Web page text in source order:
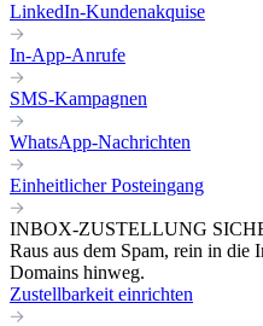
LinkedIn-Kundenakquise
In-App-Anrufe
SMS-Kampagnen
WhatsApp-Nachrichten
Einheitlicher Posteingang
INBOX-ZUSTELLUNG
Raus aus dem Spam, rein in die
Domains hinweg.
Zustellbarkeit einrichten